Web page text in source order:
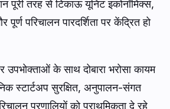
पूरी तरह से टिकाऊ यूनिट इकोनॉमिक्स,
परिचालन पारदर्शिता पर केंद्रित हो
के साथ दोबारा भरोसा कायम
स्टार्टअप सुरक्षित, अनुपालन-संगत
प्रणालियों को प्राथमिकता दे रहे